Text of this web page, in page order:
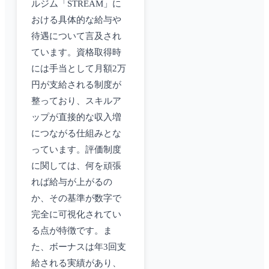
ルジム「STREAM」に
おける具体的な給与や
待遇について言及され
ています。資格取得時
には手当として月額2万
円が支給される制度が
整っており、スキルア
ップが直接的な収入増
につながる仕組みとな
っています。評価制度
に関しては、何を頑張
れば給与が上がるの
か、その基準が数字で
完全に可視化されてい
る点が特徴です。ま
た、ボーナスは年3回支
給される実績があり、